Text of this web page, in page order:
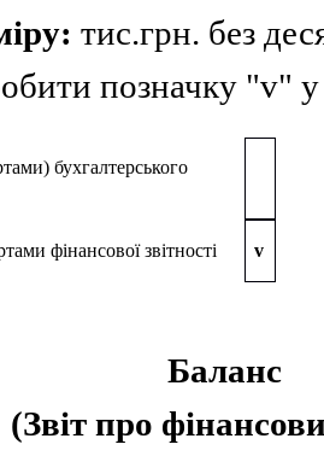
тис.грн. без
позначку "v" у
бухгалтерського
фінансової звітності v
Баланс
(Звіт про